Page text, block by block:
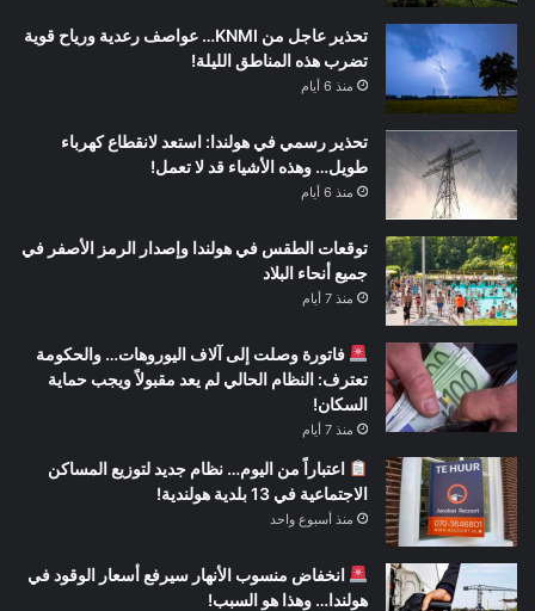
تحذير عاجل من KNMI… عواصف رعدية ورياح قوية
تضرب هذه المناطق الليلة!
منذ 6 أيام
تحذير رسمي في هولندا: استعد لانقطاع كهرباء
طويل… وهذه الأشياء قد لا تعمل!
منذ 6 أيام
توقعات الطقس في هولندا وإصدار الرمز الأصفر في
جميع أنحاء البلاد
منذ 7 أيام
فاتورة وصلت إلى آلاف اليوروهات… والحكومة
تعترف: النظام الحالي لم يعد مقبولاً ويجب حماية
السكان!
منذ 7 أيام
اعتباراً من اليوم… نظام جديد لتوزيع المساكن
الاجتماعية في 13 بلدية هولندية!
منذ أسبوع واحد
انخفاض منسوب الأنهار سيرفع أسعار الوقود في
هولندا… وهذا هو السبب!